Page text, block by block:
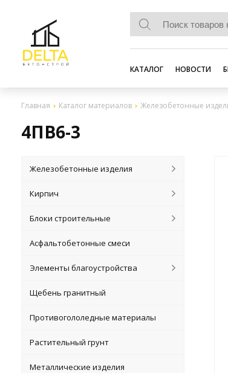
КАТАЛОГ НОВОСТИ
Главная Каталог материалов Железобетонные
4ПВ6-3
Железобетонные изделия
Кирпич
Блоки строительные
Асфальтобетонные смеси
Элементы благоустройства
Щебень гранитный
Противогололедные материалы
Растительный грунт
Металлические изделия